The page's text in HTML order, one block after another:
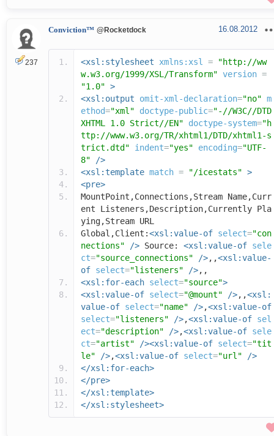
237
Conviction™ @Rocketdock 16.08.2012
<xsl:stylesheet xmlns:xsl =
"http://ww
w.w3.org/1999/XSL/Transform" version =
"1.0" >
<xsl:output
omit-xml-declaration="no" m
ethod="xml" doctype-public="-//W3C//DTD
XHTML 1.0 Strict//EN"
doctype-system="h
ttp://www.w3.org/TR/xhtml1/DTD/xhtml1-s
trict.dtd"
indent="yes" encoding="UTF-
8"
/>
<xsl:template match = "/icestats" >
<pre>
MountPoint,Connections,Stream Name,Curr
ent Listeners,Description,Currently Pla
ying,Stream URL
Global,Client:<xsl:value-of select="con
nections"
/> Source: <xsl:value-of sele
ct="source_connections" />,,<xsl:value-
of select="listeners" />,,
<xsl:for-each select="source">
<xsl:value-of select="@mount" />,,<xsl:
value-of select="name" />,<xsl:value-of
select="listeners" />,<xsl:value-of sel
ect="description" />,<xsl:value-of sele
ct="artist" /><xsl:value-of select="tit
le"
/>,<xsl:value-of select="url"
/>
</xsl:for-each>
</pre>
</xsl:template>
</xsl:stylesheet>